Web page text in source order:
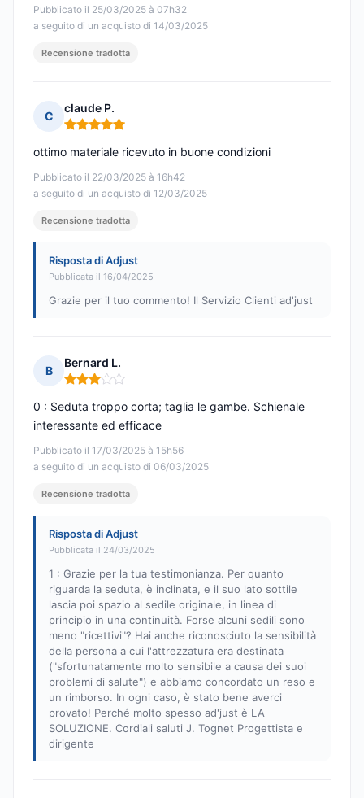
Pubblicato il 25/03/2025 à 07h32
a seguito di un acquisto di 14/03/2025
Recensione tradotta
C
claude P.
Nota: 5 su 5
Pubblicato il 22/03/2025 à 16h42
a seguito di un acquisto di 12/03/2025
ottimo materiale ricevuto in buone condizioni
Recensione tradotta
Risposta di Adjust
Pubblicata il 16/04/2025
Grazie per il tuo commento! Il Servizio Clienti ad'just
B
Bernard L.
Nota: 3 su 5
Pubblicato il 17/03/2025 à 15h56
a seguito di un acquisto di 06/03/2025
0 : Seduta troppo corta; taglia le gambe. Schienale
interessante ed efficace
Recensione tradotta
Risposta di Adjust
Pubblicata il 24/03/2025
1 : Grazie per la tua testimonianza. Per quanto
riguarda la seduta, è inclinata, e il suo lato sottile
lascia poi spazio al sedile originale, in linea di
principio in una continuità. Forse alcuni sedili sono
meno "ricettivi"? Hai anche riconosciuto la sensibilità
della persona a cui l'attrezzatura era destinata
("sfortunatamente molto sensibile a causa dei suoi
problemi di salute") e abbiamo concordato un reso e
un rimborso. In ogni caso, è stato bene averci
provato! Perché molto spesso ad'just è LA
SOLUZIONE. Cordiali saluti J. Tognet Progettista e
dirigente